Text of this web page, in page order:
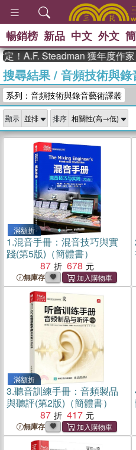
熱搜
、
史是
獎 臺
登輝
偉大
暢銷榜 新品 中文 外文
Steadman 獲年度作家，《
搜尋結果/ 音頻技術與
系列：音頻技術與錄音藝術譯叢
顯示 排序
滿額折
1.混音手冊：混音技巧與實
踐(第5版)（簡體書）
87
678
無庫存
滿額折
3.聽音訓練手冊：音頻製品
與聽評(第2版)（簡體書）
87
417
無庫存